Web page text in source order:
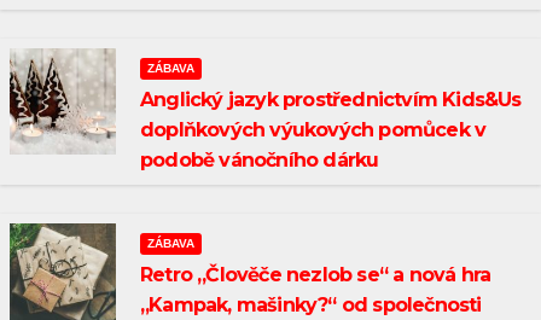
ZÁBAVA
Anglický jazyk prostřednictvím Kids&Us
doplňkových výukových pomůcek v
podobě vánočního dárku
ZÁBAVA
Retro „Člověče nezlob se“ a nová hra
„Kampak, mašinky?“ od společnosti